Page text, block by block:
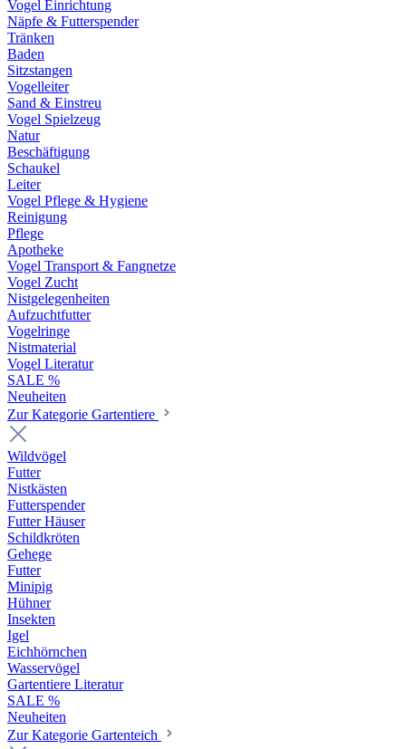
Vogel Einrichtung
Näpfe & Futterspender
Tränken
Baden
Sitzstangen
Vogelleiter
Sand & Einstreu
Vogel Spielzeug
Natur
Beschäftigung
Schaukel
Leiter
Vogel Pflege & Hygiene
Reinigung
Pflege
Apotheke
Vogel Transport & Fangnetze
Vogel Zucht
Nistgelegenheiten
Aufzuchtfutter
Vogelringe
Nistmaterial
Vogel Literatur
SALE %
Neuheiten
Zur Kategorie Gartentiere
Wildvögel
Futter
Nistkästen
Futterspender
Futter Häuser
Schildkröten
Gehege
Futter
Minipig
Hühner
Insekten
Igel
Eichhörnchen
Wasservögel
Gartentiere Literatur
SALE %
Neuheiten
Zur Kategorie Gartenteich